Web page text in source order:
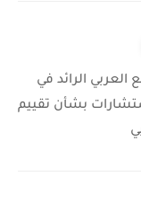
الرائد في
بشأن تقييم